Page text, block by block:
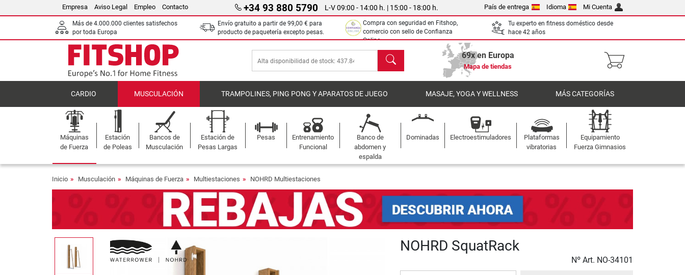
Empresa Aviso Legal Empleo Contacto +34 93 880 5790 L-V 09:00 - 14:00 h. | 15:00 - 18:00 h. País de entrega Idioma Mi Cuenta
Más de 4.000.000 clientes satisfechos
por toda Europa
Envío gratuito a partir de 99,00 € para
producto de paquetería excepto pesas.
Compra con seguridad en Fitshop,
comercio con sello de Confianza
Online.
Tu experto en fitness doméstico desde
hace 42 años
Buscar 69x en Europa
Mapa de tiendas
CARDIO MUSCULACIÓN TRAMPOLINES, PING PONG Y APARATOS DE JUEGO MASAJE, YOGA Y WELLNESS MÁS CATEGORÍAS
Máquinas
de Fuerza
Estación
de Poleas
Bancos de
Musculación
Estación de
Pesas Largas
Pesas
Entrenamiento
Funcional
Banco de
abdomen y
espalda
Dominadas Electroestimuladores
Plataformas
vibratorias
Equipamiento
Fuerza Gimnasios
Inicio Musculación Máquinas de Fuerza Multiestaciones NOHRD Multiestaciones
NOHRD SquatRack
Nº Art. NO-34101